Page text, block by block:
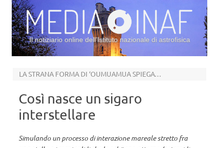
Il notiziario online dell’Istituto nazionale di astrofisica
LA STRANA FORMA DI ‘OUMUAMUA SPIEGATA DALLE SUE ORIGINI
Così nasce un sigaro
interstellare
Simulando un processo di interazione mareale stretto fra